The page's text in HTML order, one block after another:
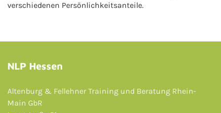
verschiedenen Persönlichkeitsanteile.
NLP Hessen
Altenburg & Fellehner Training und Beratung Rhein-
Main GbR